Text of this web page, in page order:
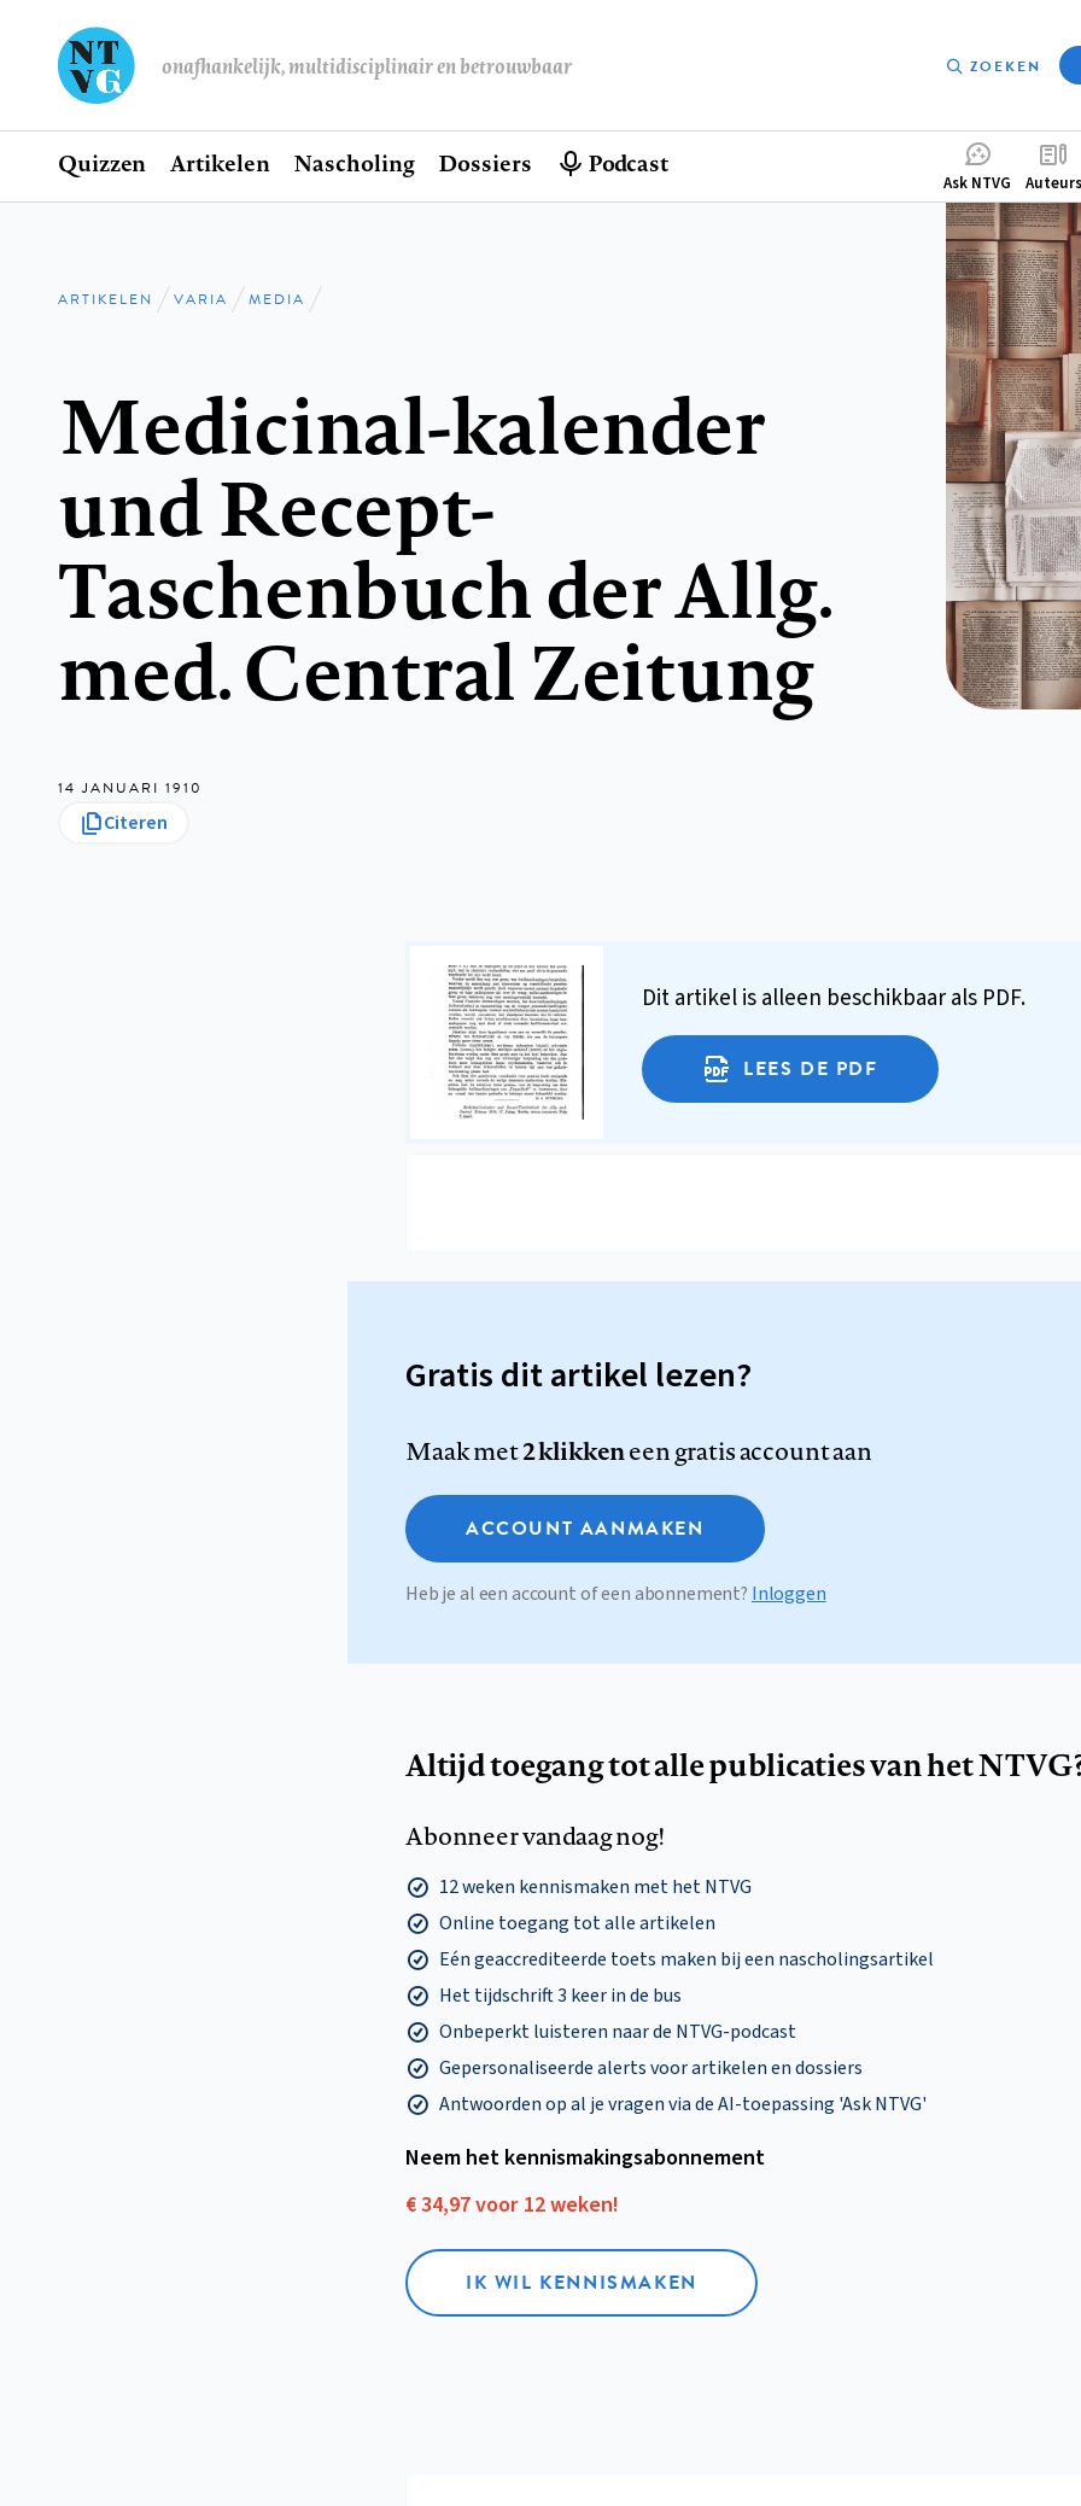
onafhankelijk, multidisciplinair en betrouwbaar ZOEKEN
Hoofdnavigatie
Home
Quizzen Artikelen Nascholing Dossiers Podcast
menu
Ask NTVG Auteurs
Kruimelpad
ARTIKELEN VARIA MEDIA
Medicinal-kalender
und Recept-
Taschenbuch der Allg.
med. Central Zeitung
14 JANUARI 1910
Citeren
Dit artikel is alleen beschikbaar als PDF.
LEES DE PDF
Gratis dit artikel lezen?
Maak met2 klikkeneen gratis account aan
ACCOUNT AANMAKEN
Heb je al een account of een abonnement? Inloggen
Altijd toegang tot alle publicaties van het
Abonneer vandaag nog!
12 weken kennismaken met het NTVG
Online toegang tot alle artikelen
Eén geaccrediteerde toets maken bij een nascholingsartikel
Het tijdschrift 3 keer in de bus
Onbeperkt luisteren naar de NTVG-podcast
Gepersonaliseerde alerts voor artikelen en dossiers
Antwoorden op al je vragen via de AI-toepassing 'Ask NTVG'
Neem het kennismakings­abonnement
€ 34,97 voor 12 weken!
IK WIL KENNISMAKEN